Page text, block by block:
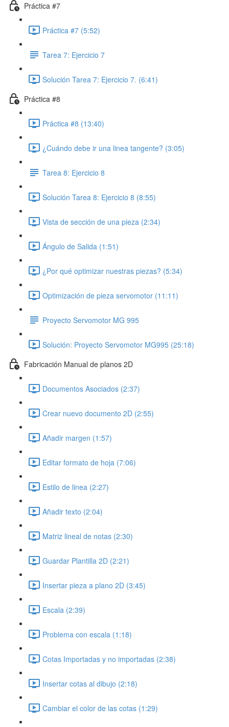
Práctica #7
Práctica #7 (5:52)
Tarea 7: Ejercicio 7
Solución Tarea 7: Ejercicio 7. (6:41)
Práctica #8
Práctica #8 (13:40)
¿Cuándo debe ir una linea tangente? (3:05)
Tarea 8: Ejercicio 8
Solución Tarea 8: Ejercicio 8 (8:55)
Vista de sección de una pieza (2:34)
Ángulo de Salida (1:51)
¿Por qué optimizar nuestras piezas? (5:34)
Optimización de pieza servomotor (11:11)
Proyecto Servomotor MG 995
Solución: Proyecto Servomotor MG995 (25:18)
Fabricación Manual de planos 2D
Documentos Asociados (2:37)
Crear nuevo documento 2D (2:55)
Añadir margen (1:57)
Editar formato de hoja (7:06)
Estilo de linea (2:27)
Añadir texto (2:04)
Matriz lineal de notas (2:30)
Guardar Plantilla 2D (2:21)
Insertar pieza a plano 2D (3:45)
Escala (2:39)
Problema con escala (1:18)
Cotas Importadas y no importadas (2:38)
Insertar cotas al dibujo (2:18)
Cambiar el color de las cotas (1:29)